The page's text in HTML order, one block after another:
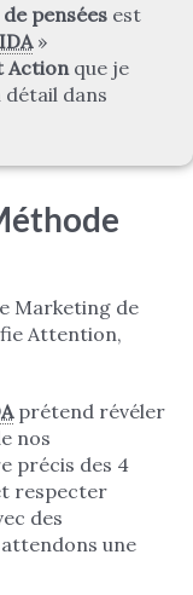
pensées est
»
Action que je
dans
Marketing de
Attention,
prétend révéler
nos
précis des 4
respecter
des
une